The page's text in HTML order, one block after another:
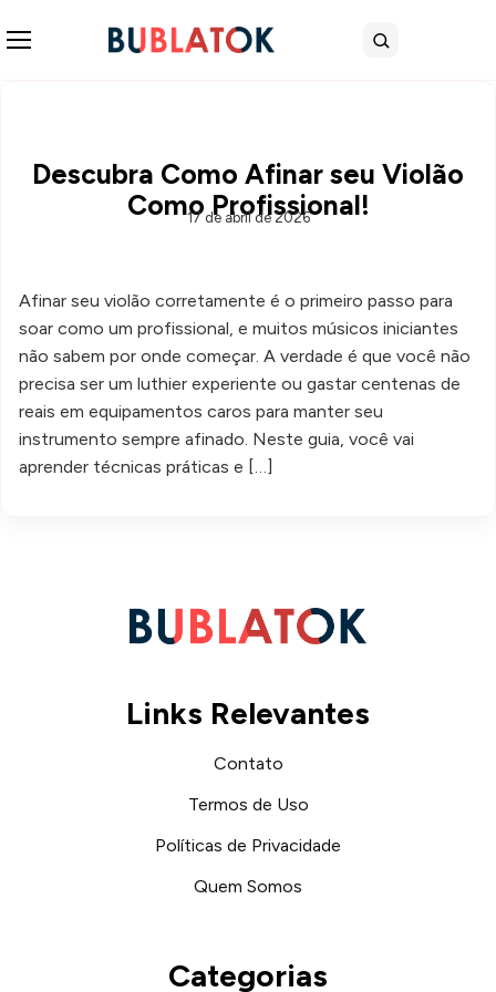
Buscar
Descubra Como Afinar seu Violão
Como Profissional!
17 de abril de 2026
Afinar seu violão corretamente é o primeiro passo para
soar como um profissional, e muitos músicos iniciantes
não sabem por onde começar. A verdade é que você não
precisa ser um luthier experiente ou gastar centenas de
reais em equipamentos caros para manter seu
instrumento sempre afinado. Neste guia, você vai
aprender técnicas práticas e […]
Links Relevantes
Contato
Termos de Uso
Políticas de Privacidade
Quem Somos
Categorias